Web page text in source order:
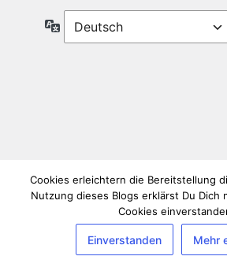
Sprache
Cookies erleichtern die Bereitstellung
Nutzung dieses Blogs erklärst Du Dich
Cookies
Einverstanden Mehr